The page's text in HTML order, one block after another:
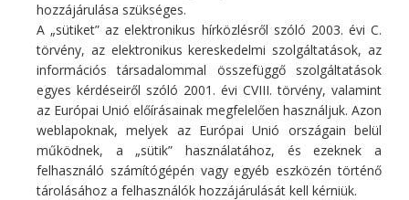
Fő profilunk hűtő/fűtő légkondicionáló berendezések, hőszivattyúk
értékesítése, szakszerű telepítése, karbantartása, tisztítása, javítása.
E-mail:info@coolcontrol.hu
Telefon: +36 (30) 978-0649
Telefon: +36 (30) 542-0613
hozzájárulása szükséges.
A „sütiket” az elektronikus hírközlésről szóló 2003. évi C.
törvény, az elektronikus kereskedelmi szolgáltatások, az
információs társadalommal összefüggő szolgáltatások
egyes kérdéseiről szóló 2001. évi CVIII. törvény, valamint
az Európai Unió előírásainak megfelelően használjuk. Azon
weblapoknak, melyek az Európai Unió országain belül
működnek, a „sütik” használatához, és ezeknek a
felhasználó számítógépén vagy egyéb eszközén történő
tárolásához a felhasználók hozzájárulását kell kérniük.